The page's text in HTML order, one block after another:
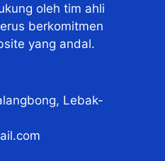
oleh tim ahli
berkomitmen
yang andal.
Lebak-